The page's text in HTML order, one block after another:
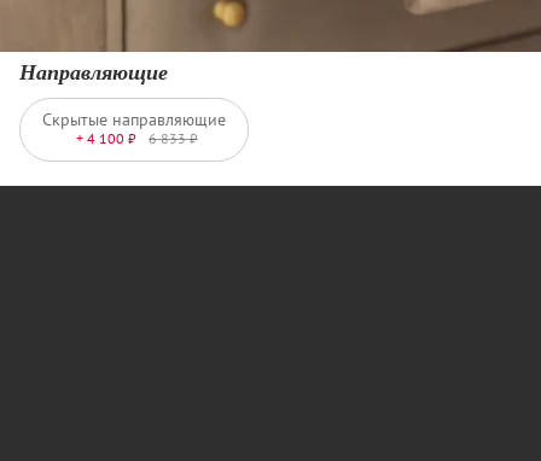
Направляющие
Скрытые направляющие
+ 4 100 ₽ 6 833 ₽